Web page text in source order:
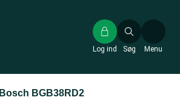
Søg
Log ind Menu
Bosch BGB38RD2